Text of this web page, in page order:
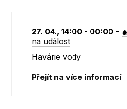
27. 04., 14:00 - 00:00 -
na událost
Havárie vody
Přejít na více informací